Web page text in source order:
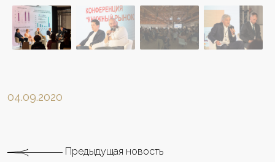
04.09.2020
Предыдущая новость